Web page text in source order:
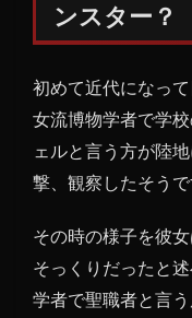
体は
レイ
モン
スタ
ンスター？
初めて近代になっ
女流博物学者で学
ェルと言う方が陸
撃、観察したそうで
その時の様子を彼
そっくりだったと述
学者で聖職者と言